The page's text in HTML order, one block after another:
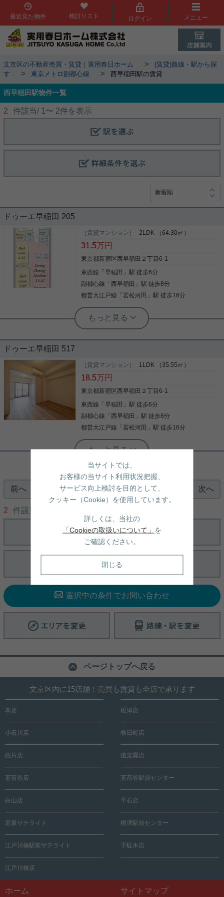
最近見た物件 検討リスト ログイン メニュー
文京区の不動産売買・賃貸｜実用春日ホーム >
(賃貸)路線・駅から探
す
> 東京メトロ副都心線 > 西早稲田駅の賃貸
西早稲田駅物件一覧
2 件該当/ 1 〜 2件を表示
ドゥーエ早稲田 205
［賃貸マンション］ 2LDK （64.30㎡）
31.5万円
東京都新宿区西早稲田２丁目6-1
東西線 「早稲田 」駅 徒歩6分
副都心線 「西早稲田 」駅 徒歩8分
都営大江戸線 「若松河田 」駅 徒歩16分
実用春日ホーム 茗荷谷店 松下諒平
全居室洋室 グリル付 年内入居可 追い
早稲田店まで徒歩5分です。収納はシューズボック
ス・ウォークインクロゼットなど豊富なので、衣類
や履き物の整理がしやすく便利です。共用部にはゴ
ミ出し24時間OK・宅配ボックスなどが揃っており
ロックなどを備え付けているので安心して暮らせま
す。三口コンロが付いているマンションです。毎日
の暮らしを輝かせる、素敵なお部屋を探しません
か。新宿区エリアや東西線早稲田付近に強い当社が
お部屋探しを全力サポート致します。
写真(9)
詳細を見る
ドゥーエ早稲田 517
［賃貸マンション］ 1LDK （35.55㎡）
18.5万円
東京都新宿区西早稲田２丁目6-1
東西線 「早稲田 」駅 徒歩6分
副都心線 「西早稲田 」駅 徒歩8分
都営大江戸線 「若松河田 」駅 徒歩16分
実用春日ホーム 江戸川橋店 秀野龍斗
な設備！快適な新生活！
ペット２匹迄飼育可、楽器演奏可能な角部屋1ＬＤ
Ｋ！ 築も浅く、水回りは勿論のこと、共用部までも
綺麗な建物です！ 初めての同棲や綺麗なお部屋へ引
っ越しを検討されている方にお勧めです！
詳細を見る
前へ 1 次へ
2 件該当/
選択中の条件でお問い合わせ
ページトップへ戻る
文京区内に15店舗！売買も賃貸も全店で承ります
本店 根津店
小石川店 春日町店
西片店 後楽園店
茗荷谷店 茗荷谷駅前センター
白山店 千石店
富坂サテライト 根津駅前センター
江戸川橋駅前サテライト 千駄木店
江戸川橋店
ホーム サイトマップ
当サイトでは、
お客様の当サイト利用状況把握、
サービス向上検討を目的として、
クッキー（Cookie）を使用しています。
詳しくは、当社の
「Cookieの取扱いについて」 を
ご確認ください。
閉じる